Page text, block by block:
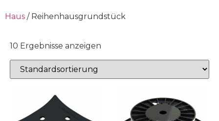
Haus / Reihenhausgrundstück
10 Ergebnisse anzeigen